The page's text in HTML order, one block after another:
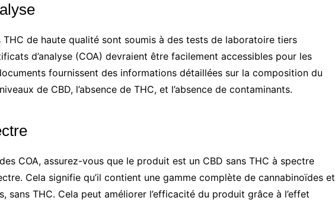
THC de haute qualité sont soumis à des tests de laboratoire tiers
d’analyse (COA) devraient être facilement accessibles pour les
fournissent des informations détaillées sur la composition du
de CBD, l’absence de THC, et l’absence de contaminants.
COA, assurez-vous que le produit est un CBD sans THC à spectre
Cela signifie qu’il contient une gamme complète de cannabinoïdes et
sans THC. Cela peut améliorer l’efficacité du produit grâce à l’effet